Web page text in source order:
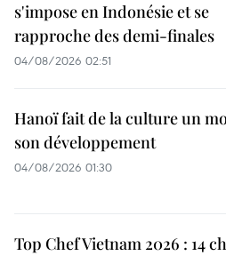
s'impose en Indonésie et se
rapproche des demi-finales
04/08/2026 02:51
Hanoï fait de la culture un
son développement
04/08/2026 01:30
Top Chef Vietnam 2026 : 14